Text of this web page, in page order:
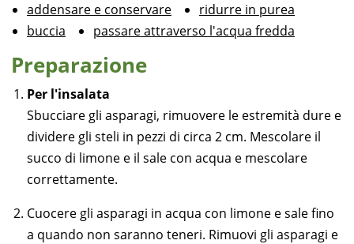
addensare e conservare
ridurre in purea
buccia
passare attraverso l'acqua fredda
Preparazione
Per l'insalata
Sbucciare gli asparagi, rimuovere le estremità dure e
dividere gli steli in pezzi di circa 2 cm. Mescolare il
succo di limone e il sale con acqua e mescolare
correttamente.
Cuocere gli asparagi in acqua con limone e sale fino
a quando non saranno teneri. Rimuovi gli asparagi e